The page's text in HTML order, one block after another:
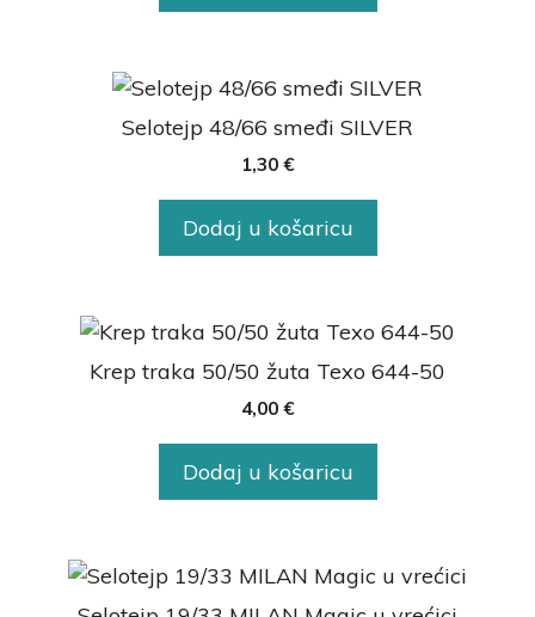
Selotejp 48/66 smeđi SILVER
1,30 €
Dodaj u košaricu
Krep traka 50/50 žuta Texo 644-50
4,00 €
Dodaj u košaricu